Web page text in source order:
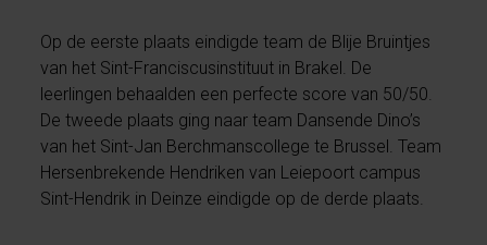
Op de eerste plaats eindigde team de Blije Bruintjes
van het Sint-Franciscusinstituut in Brakel. De
leerlingen behaalden een perfecte score van 50/50.
De tweede plaats ging naar team Dansende Dino’s
van het Sint-Jan Berchmanscollege te Brussel. Team
Hersenbrekende Hendriken van Leiepoort campus
Sint-Hendrik in Deinze eindigde op de derde plaats.